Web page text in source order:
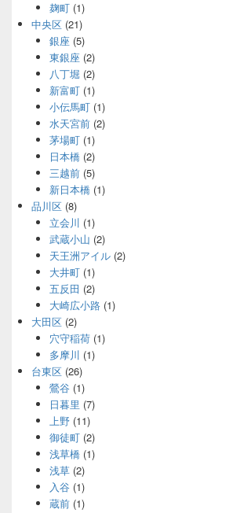
麹町(1)
中央区 (21)
銀座(5)
東銀座(2)
八丁堀 (2)
新富町(1)
小伝馬町(1)
水天宮前(2)
茅場町(1)
日本橋(2)
三越前(5)
新日本橋(1)
品川区 (8)
立会川 (1)
武蔵小山 (2)
天王洲アイル(2)
大井町(1)
五反田 (2)
大崎広小路(1)
大田区 (2)
穴守稲荷(1)
多摩川 (1)
台東区 (26)
鶯谷(1)
日暮里 (7)
上野(11)
御徒町(2)
浅草橋(1)
浅草(2)
入谷(1)
蔵前(1)